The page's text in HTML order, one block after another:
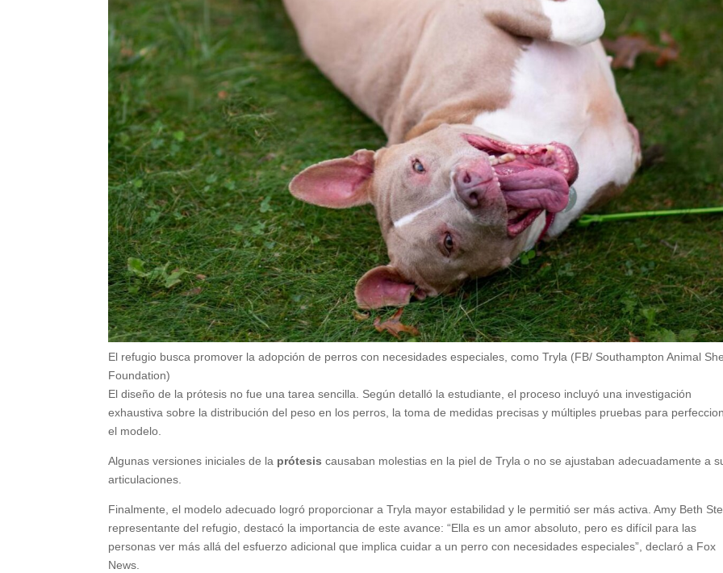
El refugio busca promover la adopción de perros con necesidades especiales, como Tryla (FB/ Southampton Animal
Foundation)
El diseño de la prótesis no fue una tarea sencilla. Según detalló la estudiante, el proceso incluyó una investigación
exhaustiva sobre la distribución del peso en los perros, la toma de medidas precisas y múltiples pruebas para
el modelo.
Algunas versiones iniciales de la prótesiscausaban molestias en la piel de Tryla o no se ajustaban adecuadamente a
articulaciones.
Finalmente, el modelo adecuado logró proporcionar a Tryla mayor estabilidad y le permitió ser más activa. Amy Beth
representante del refugio, destacó la importancia de este avance: “Ella es un amor absoluto, pero es difícil para las
personas ver más allá del esfuerzo adicional que implica cuidar a un perro con necesidades especiales”, declaró a Fox
News.